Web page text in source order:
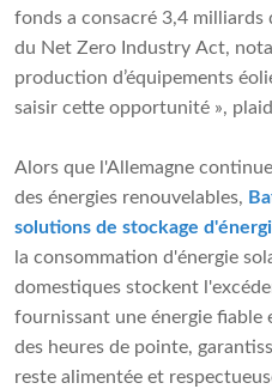
fonds a consacré 3,4 milliards
du Net Zero Industry Act,
production d’équipements
saisir cette opportunité »,
Alors que l'Allemagne
des énergies renouvelables,
solutions de stockage
la consommation d'énergie
domestiques stockent
fournissant une énergie fiable
des heures de pointe,
reste alimentée et